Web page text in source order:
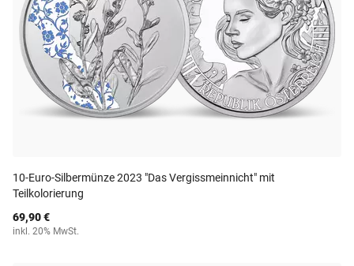
10-Euro-Silbermünze 2023 "Das Vergissmeinnicht" mit
Teilkolorierung
69,90 €
inkl. 20% MwSt.